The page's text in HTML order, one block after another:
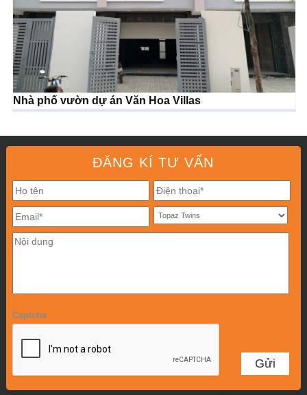
Nhà phố vườn dự án Văn Hoa Villas
ĐĂNG KÍ TƯ VẤN
Captcha